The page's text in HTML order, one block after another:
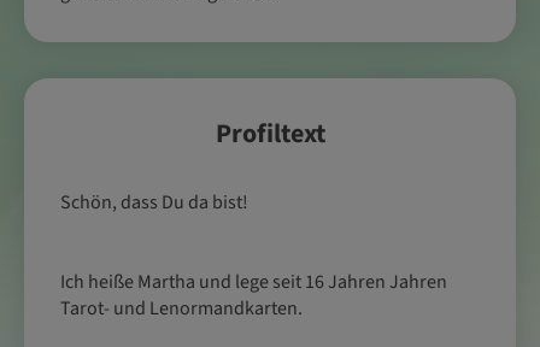
Profiltext
Schön, dass Du da bist!
Ich heiße Martha und lege seit 16 Jahren Jahren
Tarot- und Lenormandkarten.